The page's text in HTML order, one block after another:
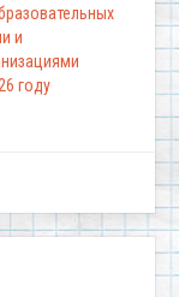
и
году